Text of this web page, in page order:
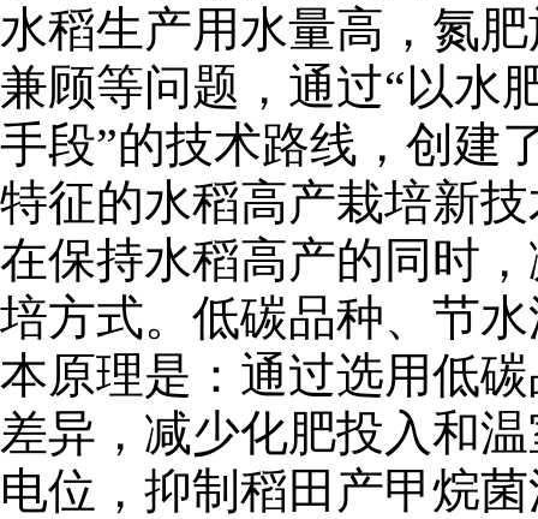
水稻生产用水量高，氮
兼顾等问题，通过“以水
手段”的技术路线，创建
特征的水稻高产栽培新
在保持水稻高产的同时
培方式。低碳品种、节
本原理是：通过选用低
差异，减少化肥投入和
电位，抑制稻田产甲烷